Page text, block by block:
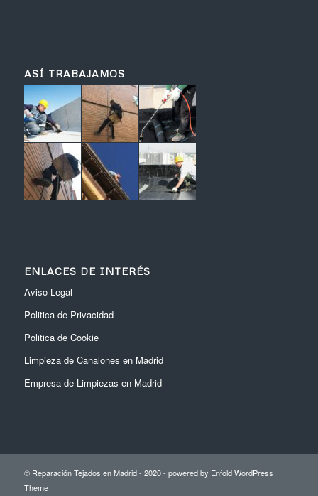
ASÍ TRABAJAMOS
ENLACES DE INTERÉS
Aviso Legal
Politica de Privacidad
Politica de Cookie
Limpieza de Canalones en Madrid
Empresa de Limpiezas en Madrid
© Reparación Tejados en Madrid - 2020 - powered by Enfold WordPress
Theme